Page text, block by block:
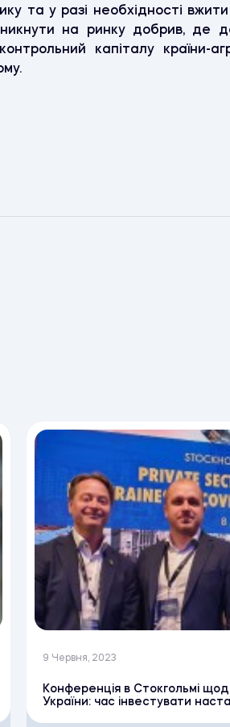
та у разі необхідності вжити
на ринку добрив, де
капіталу країни-
9 Червня, 2023
Конференція в Стокгольмі
України: час інвестувати